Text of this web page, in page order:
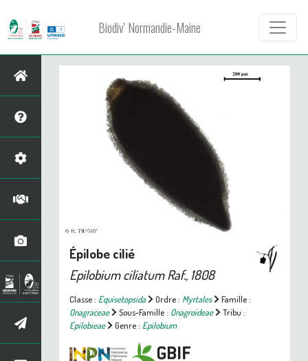
Biodiv' Normandie-Maine
Épilobe cilié
Epilobium ciliatumRaf., 1808
Classe : Equisetopsida Ordre : Myrtales
Famille :
Onagraceae
Sous-Famille : Onagroideae
Tribu :
Epilobieae
Genre : Epilobium